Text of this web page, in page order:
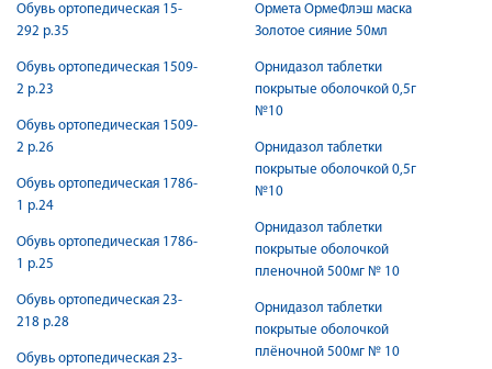
Обувь ортопедическая 15-
292 р.35
Обувь ортопедическая 1509-
2 р.23
Обувь ортопедическая 1509-
2 р.26
Обувь ортопедическая 1786-
1 р.24
Обувь ортопедическая 1786-
1 р.25
Обувь ортопедическая 23-
218 р.28
Обувь ортопедическая 23-
Ормета ОрмеФлэш маска
Золотое сияние 50мл
Орнидазол таблетки
покрытые оболочкой 0,5г
№10
Орнидазол таблетки
покрытые оболочкой 0,5г
№10
Орнидазол таблетки
покрытые оболочкой
пленочной 500мг № 10
Орнидазол таблетки
покрытые оболочкой
плёночной 500мг № 10